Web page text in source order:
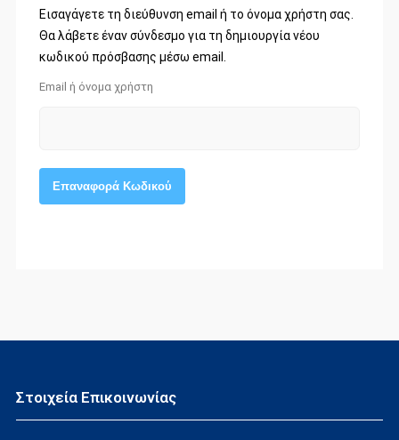
Εισαγάγετε τη διεύθυνση email ή το όνομα χρήστη σας.
Θα λάβετε έναν σύνδεσμο για τη δημιουργία νέου
κωδικού πρόσβασης μέσω email.
Email ή όνομα χρήστη
Επαναφορά Κωδικού
Στοιχεία Επικοινωνίας